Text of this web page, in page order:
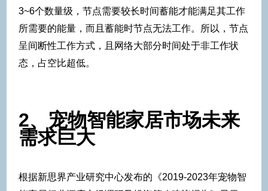
3~6个数量级，节点需要较长时间蓄能才能满足其工作
所需要的能量，而且蓄能时节点无法工作。所以，节点
呈间断性工作方式，且网络大部分时间处于非工作状
态，占空比超低。
2、宠物智能家居市场未来
需求巨大
根据新思界产业研究中心发布的《2019-2023年宠物智